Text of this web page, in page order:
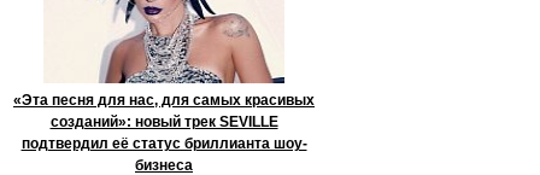
«Эта песня для нас, для самых красивых
созданий»: новый трек SEVILLE
подтвердил её статус бриллианта шоу-
бизнеса